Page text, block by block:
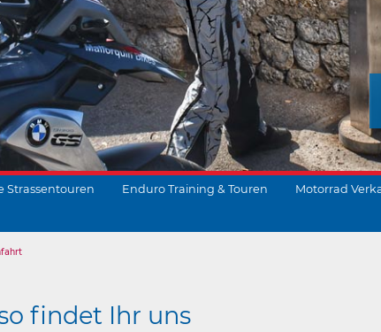
Strassentouren Enduro Training & Touren Motorrad
findet Ihr uns